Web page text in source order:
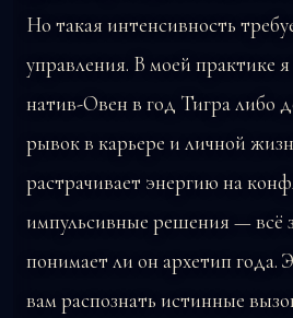
Но такая интенсивность
управления. В моей практике
натив-Овен в год Тигра либо
рывок в карьере и личной
растрачивает энергию на
импульсивные решения — всё
понимает ли он архетип года.
вам распознать истинные